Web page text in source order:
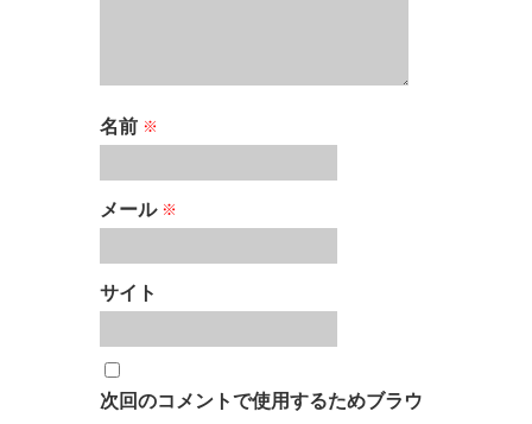
名前 ※
メール ※
サイト
次回のコメントで使用するためブラウ